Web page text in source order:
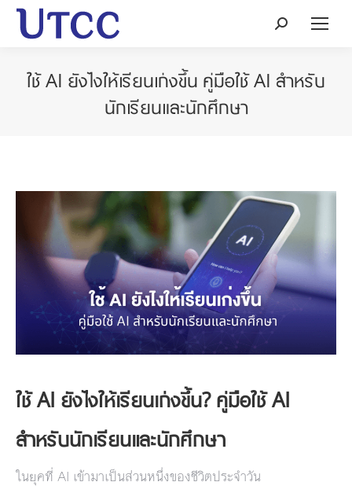
Search:
ใช้ AI ยังไงให้เรียนเก่งขึ้น คู่มือใช้ AI สำหรับ
นักเรียนและนักศึกษา
ใช้ AI ยังไงให้เรียนเก่งขึ้น? คู่มือใช้ AI
สำหรับนักเรียนและนักศึกษา
ในยุคที่ AI เข้ามาเป็นส่วนหนึ่งของชีวิตประจำวัน